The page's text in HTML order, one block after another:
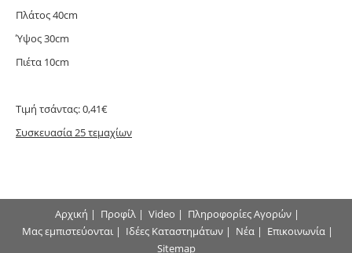
Πλάτος 40cm
Ύψος 30cm
Πιέτα 10cm
Τιμή τσάντας: 0,41€
Συσκευασία 25 τεμαχίων
Αρχική | Προφίλ | Video | Πληροφορίες Αγορών |
Μας εμπιστεύονται| Ιδέες Καταστημάτων| Νέα| Επικοινωνία|
Sitemap